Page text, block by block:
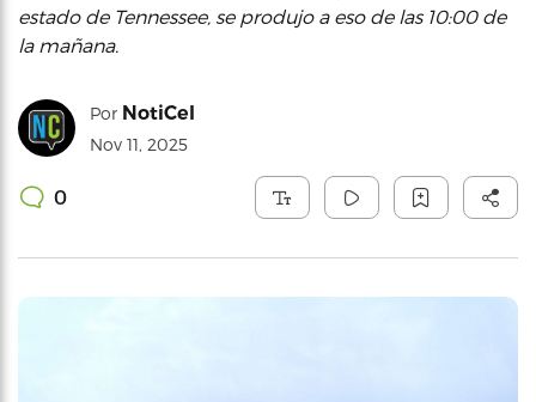
estado de Tennessee, se produjo a eso de las 10:00 de
la mañana.
Por NotiCel
Nov 11, 2025
0